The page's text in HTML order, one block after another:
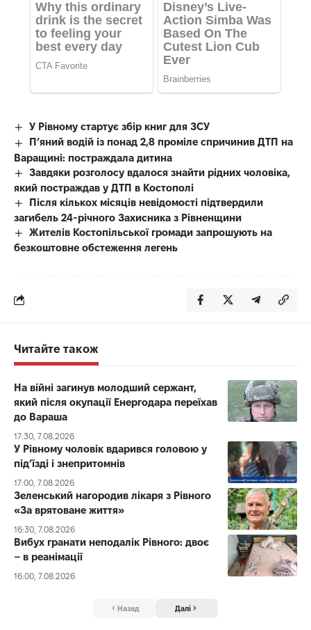
У Рівному стартує збір книг для ЗСУ
П’яний водій із понад 2,8 проміле спричинив ДТП на
Варащині: постраждала дитина
Завдяки розголосу вдалося знайти рідних чоловіка,
який постраждав у ДТП в Костополі
Після кількох місяців невідомості підтвердили
загибель 24-річного Захисника з Рівненщини
Жителів Костопільської громади запрошують на
безкоштовне обстеження легень
Читайте також
На війні загинув молодший сержант,
який після окупації Енергодара переїхав
до Вараша
17:30, 7.08.2026
У Рівному чоловік вдарився головою у
під’їзді і знепритомнів
17:00, 7.08.2026
Зеленський нагородив лікаря з Рівного
«За врятоване життя»
16:30, 7.08.2026
Вибух гранати неподалік Рівного: двоє
– в реанімації
16:00, 7.08.2026
Назад Далі